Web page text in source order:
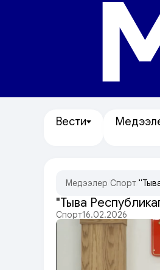
Вести
Медээлер Спорт
"Тыва
Спорт16.02.2026